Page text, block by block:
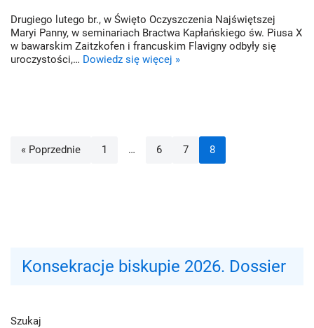
Drugiego lutego br., w Święto Oczyszczenia Najświętszej
Maryi Panny, w seminariach Bractwa Kapłańskiego św. Piusa X
w bawarskim Zaitzkofen i francuskim Flavigny odbyły się
uroczystości,… Dowiedz się więcej »
« Poprzednie 1 … 6 7 8
Konsekracje biskupie 2026. Dossier
Szukaj